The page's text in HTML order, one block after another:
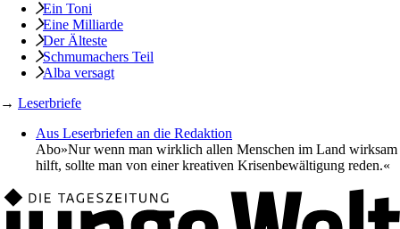
Ein Toni
Eine Milliarde
Der Älteste
Schmumachers Teil
Alba versagt
→ Leserbriefe
Aus Leserbriefen an die Redaktion
Abo»Nur wenn man wirklich allen Menschen im Land wirksam
hilft, sollte man von einer kreativen Krisenbewältigung reden.«